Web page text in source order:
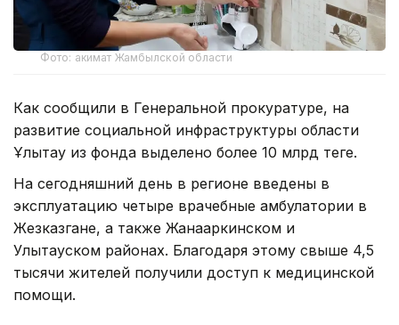
Фото: акимат Жамбылской области
Как сообщили в Генеральной прокуратуре, на
развитие социальной инфраструктуры области
Ұлытау из фонда выделено более 10 млрд теңге.
На сегодняшний день в регионе введены в
эксплуатацию четыре врачебные амбулатории в
Жезказгане, а также Жанааркинском и
Улытауском районах. Благодаря этому свыше 4,5
тысячи жителей получили доступ к медицинской
помощи.